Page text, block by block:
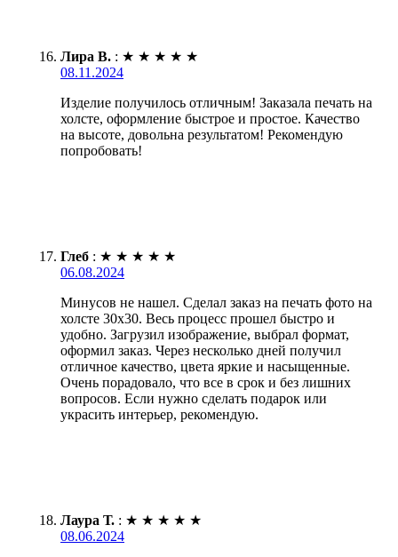
Лира В. : ★ ★ ★ ★ ★
08.11.2024
Изделие получилось отличным! Заказала печать на
холсте, оформление быстрое и простое. Качество
на высоте, довольна результатом! Рекомендую
попробовать!
Глеб : ★ ★ ★ ★ ★
06.08.2024
Минусов не нашел. Сделал заказ на печать фото на
холсте 30х30. Весь процесс прошел быстро и
удобно. Загрузил изображение, выбрал формат,
оформил заказ. Через несколько дней получил
отличное качество, цвета яркие и насыщенные.
Очень порадовало, что все в срок и без лишних
вопросов. Если нужно сделать подарок или
украсить интерьер, рекомендую.
Лаура Т. : ★ ★ ★ ★ ★
08.06.2024